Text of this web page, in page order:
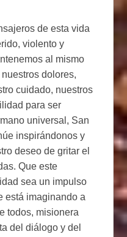
de esta vida
violento y
al mismo
dolores,
cuidado, nuestros
para ser
universal, San
inspirándonos y
deseo de gritar el
Que este
sea un impulso
está imaginando a
todos, misionera
del diálogo y del